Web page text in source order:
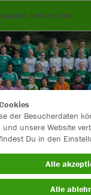
1946 e.V. neu
im
Schwanden
der Besucherdaten
und unsere Website
Du in den
Alle
Alle